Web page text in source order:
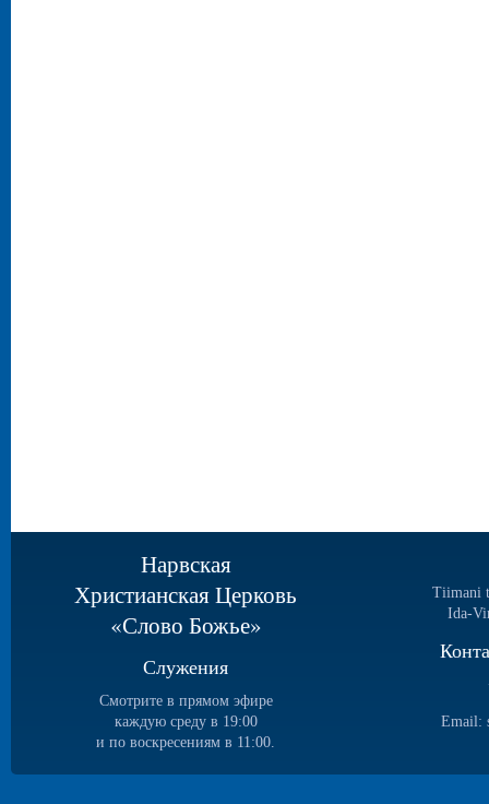
Нарвская
Христианская Церковь
«Слово Божье»
Служения
Смотрите в прямом эфире
каждую среду в 19:00
и по воскресениям в 11:00.
Tiimani
Ida-
Email: